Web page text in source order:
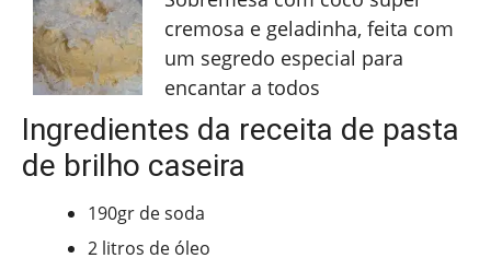
cremosa e geladinha, feita com
um segredo especial para
encantar a todos
Ingredientes da receita de pasta
de brilho caseira
190gr de soda
2 litros de óleo